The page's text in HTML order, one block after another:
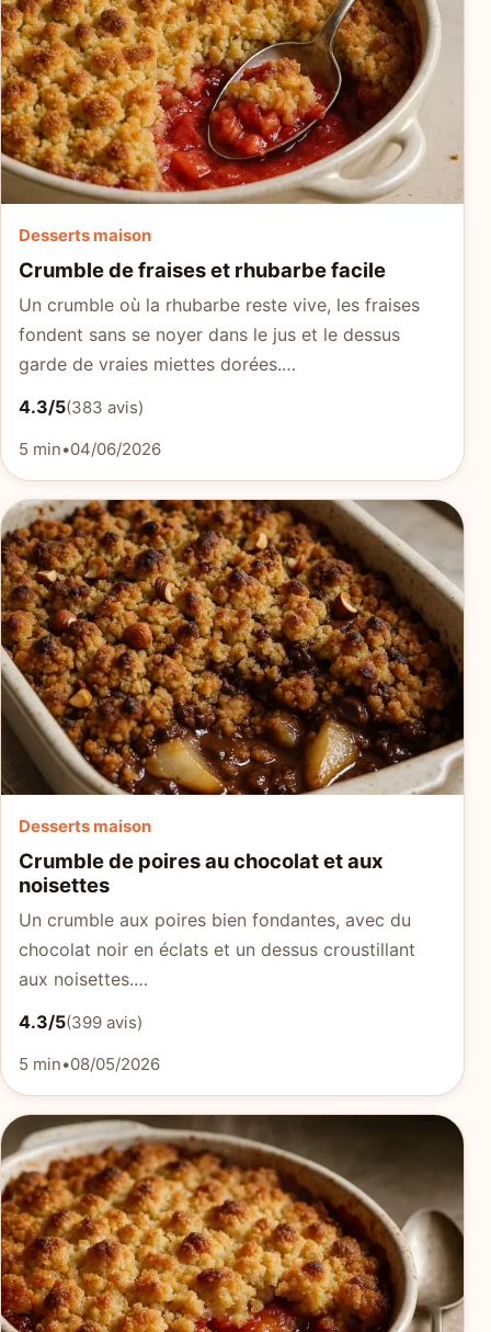
Desserts maison
Crumble de fraises et rhubarbe facile
Un crumble où la rhubarbe reste vive, les fraises
fondent sans se noyer dans le jus et le dessus
garde de vraies miettes dorées.…
4.3/5(383 avis)
5 min•04/06/2026
Desserts maison
Crumble de poires au chocolat et aux
noisettes
Un crumble aux poires bien fondantes, avec du
chocolat noir en éclats et un dessus croustillant
aux noisettes.…
4.3/5(399 avis)
5 min•08/05/2026